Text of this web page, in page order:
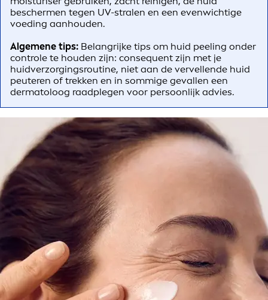
beschermen tegen UV-stralen en een evenwichtige
voeding aanhouden.
Algemene tips: Belangrijke tips om huid peeling onder
controle te houden zijn: consequent zijn met je
huidverzorgingsroutine, niet aan de vervellende huid
peuteren of trekken en in sommige gevallen een
dermatoloog raadplegen voor persoonlijk advies.